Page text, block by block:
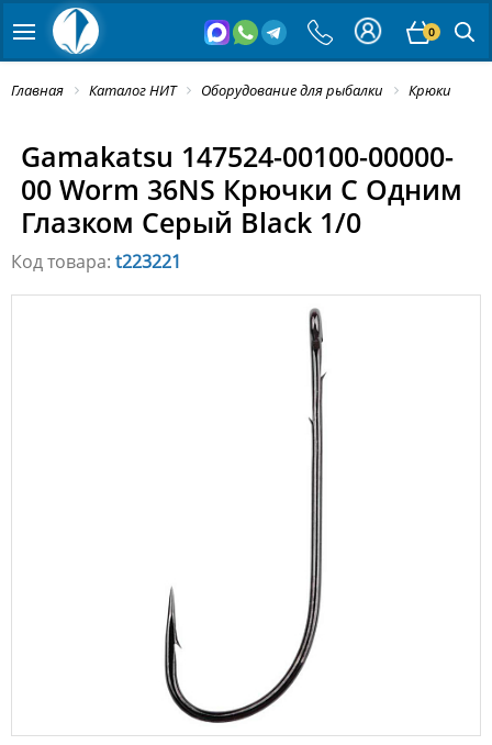
0
Главная Каталог НИТ Оборудование для рыбалки Крюки
Gamakatsu 147524-00100-00000-
00 Worm 36NS Крючки С Одним
Глазком Серый Black 1/0
Код товара: t223221